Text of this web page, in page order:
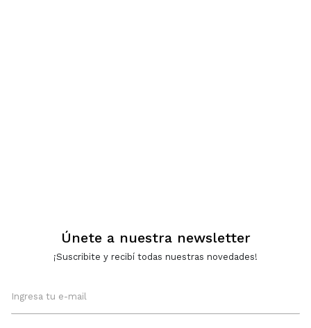
Únete a nuestra newsletter
¡Suscribite y recibí todas nuestras novedades!